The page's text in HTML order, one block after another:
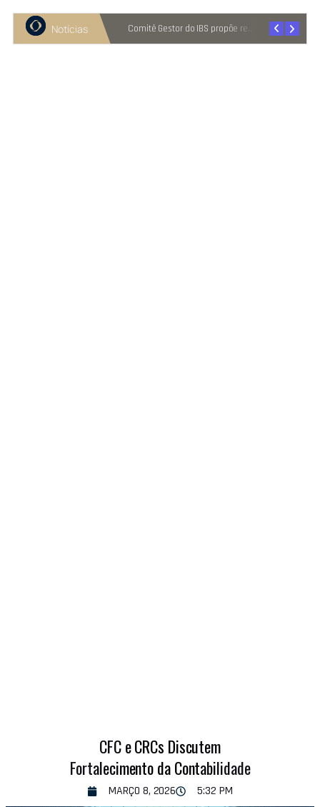
Notícias
Recuperação judicial cresce entre micro e pequenas empresas Comitê Gestor do IBS propõe reter metade de 2027
CFC e CRCs Discutem
Fortalecimento da Contabilidade
MARÇO 8, 2026 5:32 PM